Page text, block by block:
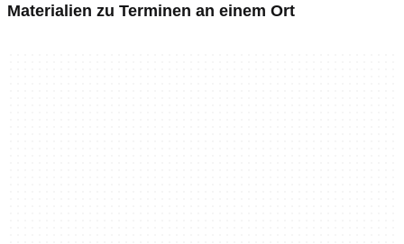
Materialien zu Terminen an einem Ort